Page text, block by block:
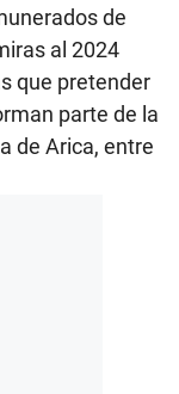
de
al 2024
que pretender
parte de la
de Arica, entre